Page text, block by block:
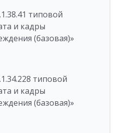
типовой
и кадры
(базовая)»
типовой
и кадры
(базовая)»